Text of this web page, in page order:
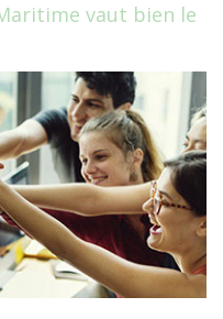
vaut bien le